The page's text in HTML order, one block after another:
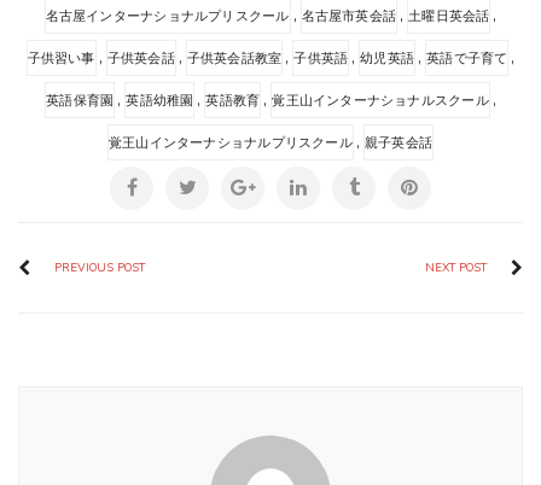
名古屋インターナショナルプリスクール , 名古屋市英会話 , 土曜日英会話 ,
子供習い事 , 子供英会話 , 子供英会話教室 , 子供英語 , 幼児英語 , 英語で子育て ,
英語保育園 , 英語幼稚園 , 英語教育 , 覚王山インターナショナルスクール ,
覚王山インターナショナルプリスクール , 親子英会話
PREVIOUS POST NEXT POST